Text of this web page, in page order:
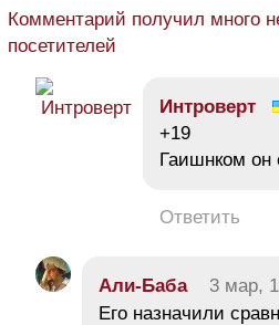
Комментарий получил много
посетителей
Интроверт
+19
Гаишнком он
Ответить
Али-Баба 3 мар,
Его назначили